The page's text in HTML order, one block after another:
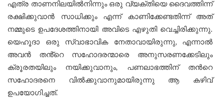
എത്ര താണനിലയില്‍നിന്നും ഒരു വ്യക്തിയെ ദൈവത്തിന്ന്
രക്ഷിക്കുവാന്‍ സാധിക്കും എന്ന് കാണിക്കേണ്ടതിന്ന് അത്
നമ്മുടെ ഉപദേശത്തിനായി അവിടെ എഴുതി വെച്ചിരിക്കുന്നു.
യെഹൂദാ ഒരു സ്വാഭാവിക നേതാവായിരുന്നു, എന്നാൽ
അവൻ തൻ്റെ സഹോദരന്മാരെ അനുസരണക്കേടിലും
ക്രൂരതയിലും നയിക്കുവാനും, പണലാഭത്തിന് തന്‍റെ
സഹോദരനെ വില്‍ക്കുവാനുമായിരുന്നു ആ കഴിവ്
ഉപയോഗിച്ചത്.